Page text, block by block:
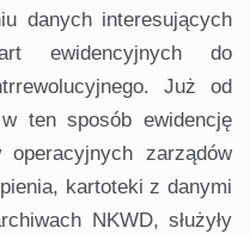
danych interesujących
ewidencyjnych do
Już od
ten sposób ewidencję
operacyjnych zarządów
kartoteki z danymi
NKWD, służyły